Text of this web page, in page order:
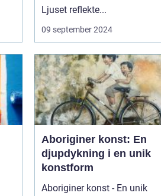
Ljuset reflekte...
09 september 2024
Aboriginer konst: En
djupdykning i en unik
konstform
Aboriginer konst - En unik